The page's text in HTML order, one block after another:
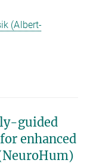
(Albert-
guided
enhanced